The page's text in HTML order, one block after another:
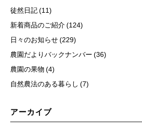
徒然日記 (11)
新着商品のご紹介 (124)
日々のお知らせ (229)
農園だよりバックナンバー (36)
農園の果物 (4)
自然農法のある暮らし (7)
アーカイブ